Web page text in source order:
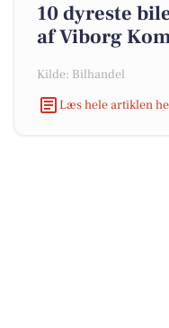
10 dyreste
af Viborg
Kilde: Bilhandel
Læs hele artiklen